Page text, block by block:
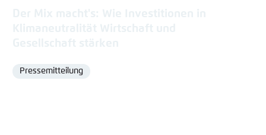
Format
Pressemitteilung